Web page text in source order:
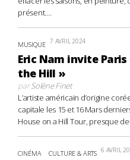
présent....
MUSIQUE 7 AVRIL 2024
Eric Nam invite
the Hill »
parSolène Finet
L’artiste américain d’origine
capitale les 15 et 16 Mars
House on a Hill Tour, presque
CINÉMA CULTURE & ARTS 6 AVRIL